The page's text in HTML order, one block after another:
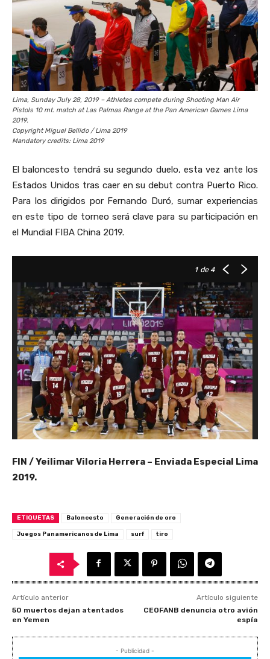
Lima, Sunday July 28, 2019 – Athletes compete during Shooting Man Air
Pistols 10 mt. match at Las Palmas Range at the Pan American Games Lima
2019.
Copyright Miguel Bellido / Lima 2019
Mandatory credits: Lima 2019
El baloncesto tendrá su segundo duelo, esta vez ante los
Estados Unidos tras caer en su debut contra Puerto Rico.
Para los dirigidos por Fernando Duró, sumar experiencias
en este tipo de torneo será clave para su participación en
el Mundial FIBA China 2019.
1 de 4
FIN / Yeilimar Viloria Herrera – Enviada Especial Lima
2019.
ETIQUETAS Baloncesto Generación de oro
Juegos Panamericanos de Lima surf tiro
Artículo anterior
50 muertos dejan atentados
en Yemen
Artículo siguiente
CEOFANB denuncia otro avión
espía
- Publicidad -